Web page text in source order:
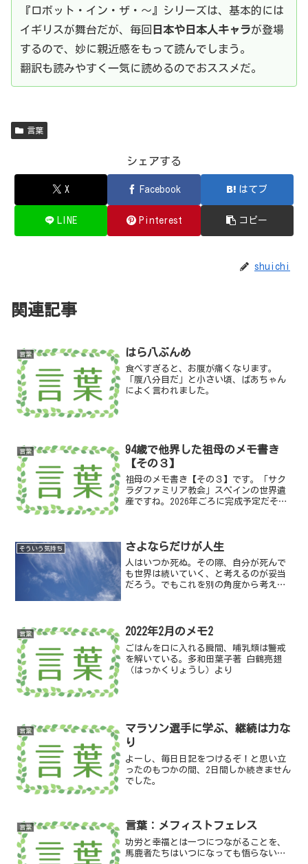
『ロボット・イン・ザ・～』シリーズは、基本的には
イギリスが舞台だが、毎回 日本や日本人キャラが登場
するので、妙に親近感をもって読んでしまう。
翻訳も読みやすく一気に読めるのでおススメだ。
言葉
シェアする
X Facebook はてブ
LINE Pinterest コピー
shuichi
関連記事
言葉 はら八ぶんめ
食べすぎると、お腹が痛くなります。
「腹八分目だ」と小さい頃、ばあちゃん
によく言われました。
言葉
94歳で他界した祖母のメモ書き
【その３】
祖母のメモ書き【その３】です。「サク
ラダファミリア教会」スペインの世界遺
産ですね。2026年ごろに完成予定だそう
そういう気持ち さよならだけが人生
人はいつか死ぬ。その際、自分が死んで
も世界は続いていく、と考えるのが妥当
だろう。でもこれを別の角度から考え
自身が別れていくには相違な...
言葉 2022年2月のメモ2
ごはんを口に入れる瞬間、哺乳類は警戒
を解いている。多和田葉子著 白鶴亮翅
（はっかくりょうし）より
言葉
マラソン選手に学ぶ、継続は力な
り
よーし、毎日日記をつけるぞ！と思い立
ったのもつかの間、2日間しか続きません
でした。
言葉 言葉：メフィストフェレス
功労と幸福とは一つにつながることを、
馬鹿者たちはいつになっても悟らない…